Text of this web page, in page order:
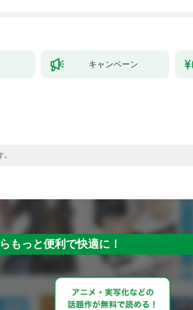
キャンペーン
もっと便利で快適に！